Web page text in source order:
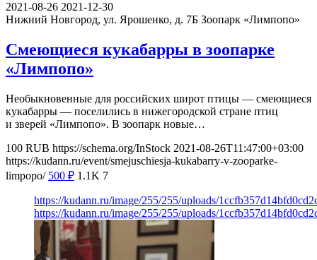
2021-08-26 2021-12-30
Нижний Новгород, ул. Ярошенко, д. 7Б Зоопарк «Лимпопо»
Смеющиеся кукабарры в зоопарке
«Лимпопо»
Необыкновенные для российских широт птицы — смеющиеся
кукабарры — поселились в нижегородской стране птиц
и зверей «Лимпопо». В зоопарк новые…
100 RUB https://schema.org/InStock 2021-08-26T11:47:00+03:00
https://kudann.ru/event/smejuschiesja-kukabarry-v-zooparke-
limpopo/ 500 ₽ 1.1K 7
https://kudann.ru/image/255/255/uploads/
https://kudann.ru/image/255/255/uploads/